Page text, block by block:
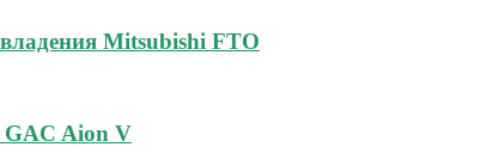
Mitsubishi FTO
GAC Aion V